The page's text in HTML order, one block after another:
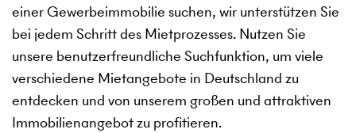
einer Gewerbeimmobilie suchen, wir unterstützen Sie
bei jedem Schritt des Mietprozesses. Nutzen Sie
unsere benutzerfreundliche Suchfunktion, um viele
verschiedene Mietangebote in Deutschland zu
entdecken und von unserem großen und attraktiven
Immobilienangebot zu profitieren.